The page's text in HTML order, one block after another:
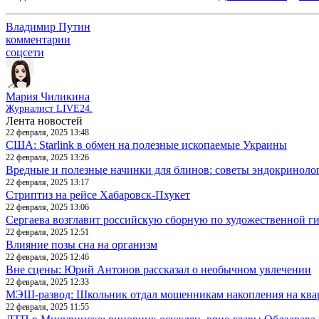
Владимир Путин
комментарии
соцсети
Мария Чиликина
Журналист LIVE24.
Лента новостей
22 февраля, 2025 13:48
США: Starlink в обмен на полезные ископаемые Украины
22 февраля, 2025 13:26
Вредные и полезные начинки для блинов: советы
22 февраля, 2025 13:17
Стриптиз на рейсе Хабаровск-Пхукет
22 февраля, 2025 13:06
Сергаева возглавит российскую сборную по художественной
22 февраля, 2025 12:51
Влияние позы сна на организм
22 февраля, 2025 12:46
Вне сцены: Юрий Антонов рассказал о необычном увлечении
22 февраля, 2025 12:33
МЭШ-развод: Школьник отдал мошенникам накопления на
22 февраля, 2025 11:55